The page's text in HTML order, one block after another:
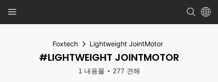
Foxtech Lightweight JointMotor
#LIGHTWEIGHT JOINTMOTOR
1 내용물 277 견해